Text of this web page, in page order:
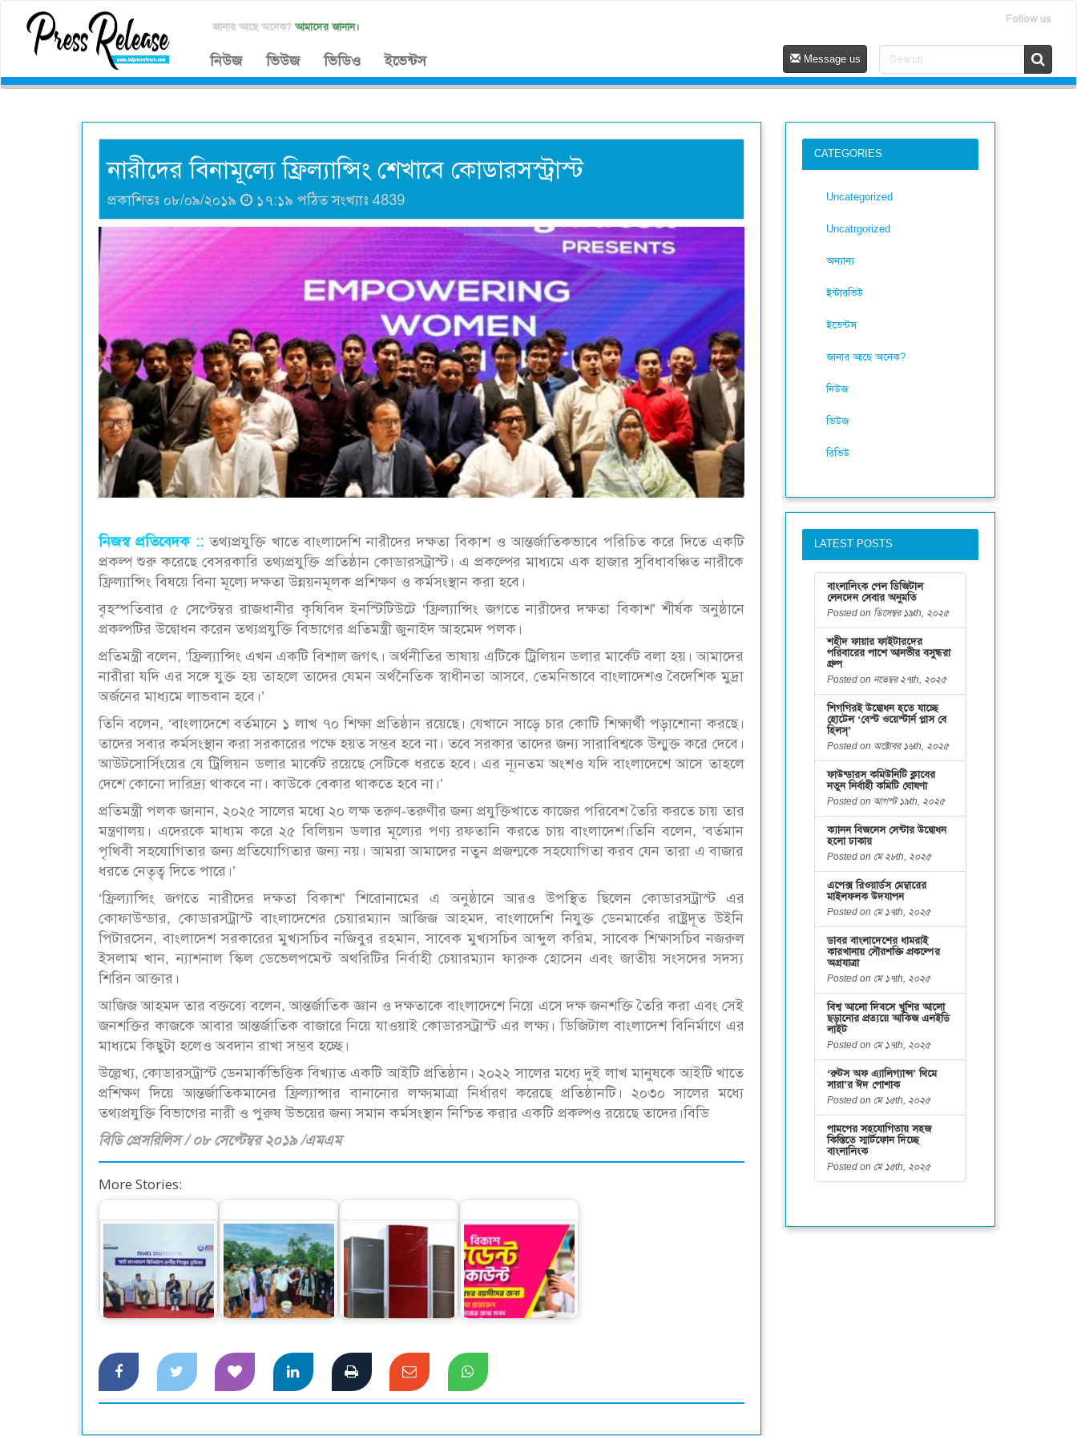
জানার আছে অনেক? আমাদের জানান।
Follow us
নিউজ ভিউজ ভিডিও ইভেন্টস Message us
নারীদের বিনামূল্যে ফ্রিল্যান্সিং শেখাবে কোডারসস্ট্রাস্ট
প্রকাশিতঃ ০৮/০৯/২০১৯ ১৭:১৯ পঠিত সংখ্যাঃ 4839
নিজস্ব প্রতিবেদক :: তথ্যপ্রযুক্তি খাতে বাংলাদেশি নারীদের দক্ষতা বিকাশ ও আন্তর্জাতিকভাবে পরিচিত করে দিতে একটি
প্রকল্প শুরু করেছে বেসরকারি তথ্যপ্রযুক্তি প্রতিষ্ঠান কোডারসট্রাস্ট। এ প্রকল্পের মাধ্যমে এক হাজার সুবিধাবঞ্চিত নারীকে
ফ্রিল্যান্সিং বিষয়ে বিনা মূল্যে দক্ষতা উন্নয়নমূলক প্রশিক্ষণ ও কর্মসংস্থান করা হবে।
বৃহস্পতিবার ৫ সেপ্টেম্বর রাজধানীর কৃষিবিদ ইনস্টিটিউটে ‘ফ্রিল্যান্সিং জগতে নারীদের দক্ষতা বিকাশ’ শীর্ষক অনুষ্ঠানে
প্রকল্পটির উদ্বোধন করেন তথ্যপ্রযুক্তি বিভাগের প্রতিমন্ত্রী জুনাইদ আহমেদ পলক।
প্রতিমন্ত্রী বলেন, ‘ফ্রিল্যান্সিং এখন একটি বিশাল জগৎ। অর্থনীতির ভাষায় এটিকে ট্রিলিয়ন ডলার মার্কেট বলা হয়। আমাদের
নারীরা যদি এর সঙ্গে যুক্ত হয় তাহলে তাদের যেমন অর্থনৈতিক স্বাধীনতা আসবে, তেমনিভাবে বাংলাদেশও বৈদেশিক মুদ্রা
অর্জনের মাধ্যমে লাভবান হবে।’
তিনি বলেন, ‘বাংলাদেশে বর্তমানে ১ লাখ ৭০ শিক্ষা প্রতিষ্ঠান রয়েছে। যেখানে সাড়ে চার কোটি শিক্ষার্থী পড়াশোনা করছে।
তাদের সবার কর্মসংস্থান করা সরকারের পক্ষে হয়ত সম্ভব হবে না। তবে সরকার তাদের জন্য সারাবিশ্বকে উন্মুক্ত করে দেবে।
আউটসোর্সিংয়ের যে ট্রিলিয়ন ডলার মার্কেট রয়েছে সেটিকে ধরতে হবে। এর ন্যূনতম অংশও যদি বাংলাদেশে আসে তাহলে
দেশে কোনো দারিদ্র্য থাকবে না। কাউকে বেকার থাকতে হবে না।’
প্রতিমন্ত্রী পলক জানান, ২০২৫ সালের মধ্যে ২০ লক্ষ তরুণ-তরুণীর জন্য প্রযুক্তিখাতে কাজের পরিবেশ তৈরি করতে চায় তার
মন্ত্রণালয়। এদেরকে মাধ্যম করে ২৫ বিলিয়ন ডলার মূল্যের পণ্য রফতানি করতে চায় বাংলাদেশ।তিনি বলেন, ‘বর্তমান
পৃথিবী সহযোগিতার জন্য প্রতিযোগিতার জন্য নয়। আমরা আমাদের নতুন প্রজন্মকে সহযোগিতা করব যেন তারা এ বাজার
ধরতে নেতৃত্ব দিতে পারে।’
‘ফ্রিল্যান্সিং জগতে নারীদের দক্ষতা বিকাশ’ শিরোনামের এ অনুষ্ঠানে আরও উপস্থিত ছিলেন কোডারসট্রাস্ট এর
কোফাউন্ডার, কোডারসট্রাস্ট বাংলাদেশের চেয়ারম্যান আজিজ আহমদ, বাংলাদেশি নিযুক্ত ডেনমার্কের রাষ্ট্রদূত উইনি
পিটারসেন, বাংলাদেশ সরকারের মুখ্যসচিব নজিবুর রহমান, সাবেক মুখ্যসচিব আব্দুল করিম, সাবেক শিক্ষাসচিব নজরুল
ইসলাম খান, ন্যাশনাল স্কিল ডেভেলপমেন্ট অথরিটির নির্বাহী চেয়ারম্যান ফারুক হোসেন এবং জাতীয় সংসদের সদস্য
শিরিন আক্তার।
আজিজ আহমদ তার বক্তব্যে বলেন, আন্তর্জাতিক জ্ঞান ও দক্ষতাকে বাংলাদেশে নিয়ে এসে দক্ষ জনশক্তি তৈরি করা এবং সেই
জনশক্তির কাজকে আবার আন্তর্জাতিক বাজারে নিয়ে যাওয়াই কোডারসট্রাস্ট এর লক্ষ্য। ডিজিটাল বাংলাদেশ বিনির্মাণে এর
মাধ্যমে কিছুটা হলেও অবদান রাখা সম্ভব হচ্ছে।
উল্লেখ্য, কোডারসট্রাস্ট ডেনমার্কভিত্তিক বিখ্যাত একটি আইটি প্রতিষ্ঠান। ২০২২ সালের মধ্যে দুই লাখ মানুষকে আইটি খাতে
প্রশিক্ষণ দিয়ে আন্তর্জাতিকমানের ফ্রিল্যান্সার বানানোর লক্ষ্যমাত্রা নির্ধারণ করেছে প্রতিষ্ঠানটি। ২০৩০ সালের মধ্যে
তথ্যপ্রযুক্তি বিভাগের নারী ও পুরুষ উভয়ের জন্য সমান কর্মসংস্থান নিশ্চিত করার একটি প্রকল্পও রয়েছে তাদের।বিডি
বিডি প্রেসরিলিস / ০৮ সেপ্টেম্বর ২০১৯ /এমএম
More Stories:
স্মার্ট বাংলাদেশ বিনির্মাণে
‘সেন্ট্রাল ফোরাম’ গঠনের
আহ্বান
বন্যায় ক্ষতিগ্রস্থ কৃষকদের
জন্য ধান থেকে চারা
তৈরি…
দেশি ফ্রিজে স্বপ্নপূরণ
বিকাশের স্টুডেন্ট
অ্যাকাউন্ট ক্যাশলেস
লেনদেনে…
CATEGORIES
Uncategorized
Uncatrgorized
অন্যান্য
ইন্টারভিউ
ইভেন্টস
জানার আছে অনেক?
নিউজ
ভিউজ
রিভিউ
LATEST POSTS
বাংলালিংক পেল ডিজিটাল
লেনদেন সেবার অনুমতি
Posted on ডিসেম্বর ১৯th, ২০২৫
শহীদ ফায়ার ফাইটারদের
পরিবারের পাশে আনভীর বসুন্ধরা
গ্রুপ
Posted on নভেম্বর ২৭th, ২০২৫
শিগগিরই উদ্বোধন হতে যাচ্ছে
হোটেল ‘বেস্ট ওয়েস্টার্ন প্লাস বে
হিলস্’
Posted on অক্টোবর ১৬th, ২০২৫
ফাউন্ডারস কমিউনিটি ক্লাবের
নতুন নির্বাহী কমিটি ঘোষণা
Posted on আগস্ট ১৯th, ২০২৫
ক্যানন বিজনেস সেন্টার উদ্বোধন
হলো ঢাকায়
Posted on মে ২৮th, ২০২৫
এপেক্স রিওয়ার্ডস মেম্বারের
মাইলফলক উদযাপন
Posted on মে ১৭th, ২০২৫
ডাবর বাংলাদেশের ধামরাই
কারখানায় সৌরশক্তি প্রকল্পের
অগ্রযাত্রা
Posted on মে ১৭th, ২০২৫
বিশ্ব আলো দিবসে খুশির আলো
ছড়ানোর প্রত্যয়ে আকিজ এলইডি
লাইট
Posted on মে ১৭th, ২০২৫
‘রুটস অফ এ্যালিগ্যান্স’ থিমে
সারা’র ঈদ পোশাক
Posted on মে ১৫th, ২০২৫
পামপের সহযোগিতায় সহজ
কিস্তিতে স্মার্টফোন দিচ্ছে
বাংলালিংক
Posted on মে ১৫th, ২০২৫